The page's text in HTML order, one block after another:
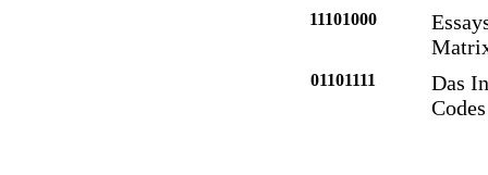
11101000
01101111
Das